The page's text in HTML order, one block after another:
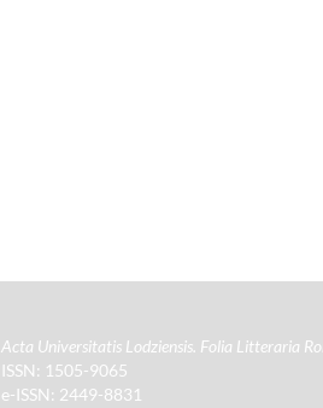
Acta Universitatis Lodziensis. Folia Litteraria
ISSN: 1505-9065
e-ISSN: 2449-8831